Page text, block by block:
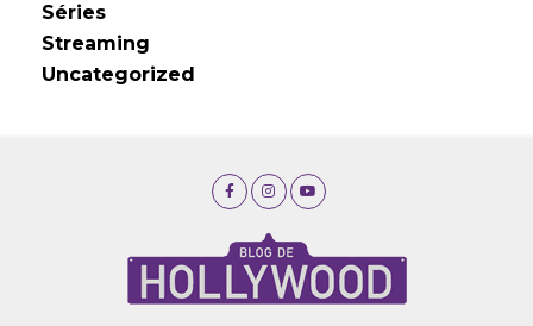
Séries
Streaming
Uncategorized